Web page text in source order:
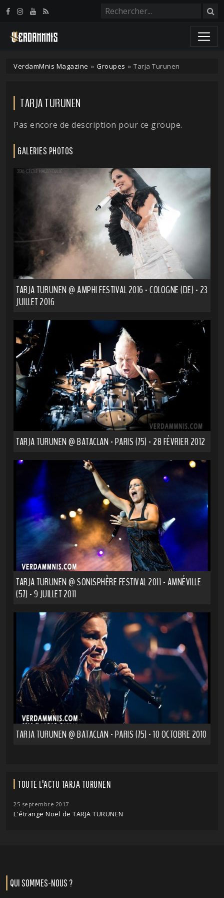
VerdamMnis Magazine » Groupes » Tarja Turunen
TARJA TURUNEN
Pas encore de description pour ce groupe.
GALERIES PHOTOS
TARJA TURUNEN @ AMPHI FESTIVAL 2016 - COLOGNE (DE) - 23
JUILLET 2016
TARJA TURUNEN @ BATACLAN - PARIS (75) - 28 FÉVRIER 2012
TARJA TURUNEN @ SONISPHÈRE FESTIVAL 2011 - AMNÉVILLE
(57) - 9 JUILLET 2011
TARJA TURUNEN @ BATACLAN - PARIS (75) - 10 OCTOBRE 2010
TOUTE L'ACTU TARJA TURUNEN
25 septembre 2017
L'étrange Noël de TARJA TURUNEN
QUI SOMMES-NOUS ?
Panneau de gestion des cookies